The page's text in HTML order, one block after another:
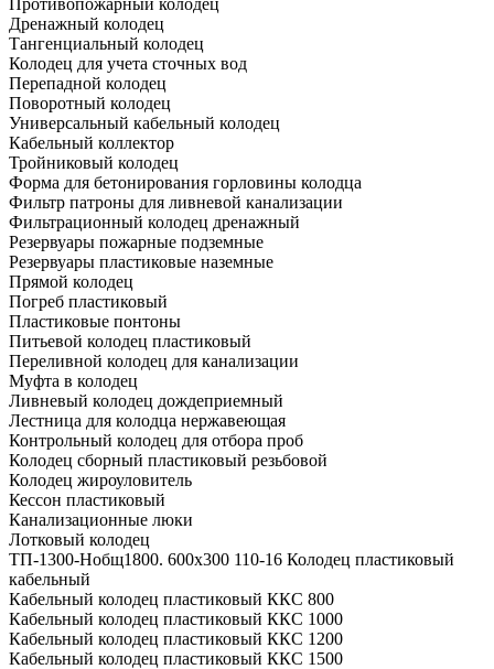
Противопожарный колодец
Дренажный колодец
Тангенциальный колодец
Колодец для учета сточных вод
Перепадной колодец
Поворотный колодец
Универсальный кабельный колодец
Кабельный коллектор
Тройниковый колодец
Форма для бетонирования горловины колодца
Фильтр патроны для ливневой канализации
Фильтрационный колодец дренажный
Резервуары пожарные подземные
Резервуары пластиковые наземные
Прямой колодец
Погреб пластиковый
Пластиковые понтоны
Питьевой колодец пластиковый
Переливной колодец для канализации
Муфта в колодец
Ливневый колодец дождеприемный
Лестница для колодца нержавеющая
Контрольный колодец для отбора проб
Колодец сборный пластиковый резьбовой
Колодец жироуловитель
Кессон пластиковый
Канализационные люки
Лотковый колодец
ТП-1300-Hобщ1800. 600х300 110-16 Колодец пластиковый
кабельный
Кабельный колодец пластиковый ККС 800
Кабельный колодец пластиковый ККС 1000
Кабельный колодец пластиковый ККС 1200
Кабельный колодец пластиковый ККС 1500